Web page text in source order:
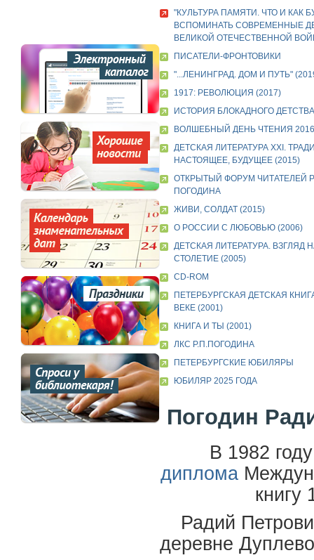
"КУЛЬТУРА ПАМЯТИ. ЧТО И КАК
ВСПОМИНАТЬ СОВРЕМЕННЫЕ
ВЕЛИКОЙ ОТЕЧЕСТВЕННОЙ
ПИСАТЕЛИ-ФРОНТОВИКИ
"...ЛЕНИНГРАД. ДОМ И ПУТЬ"
1917: РЕВОЛЮЦИЯ (2017)
ИСТОРИЯ БЛОКАДНОГО ДЕТСТВА
ВОЛШЕБНЫЙ ДЕНЬ ЧТЕНИЯ 2016
ДЕТСКАЯ ЛИТЕРАТУРА XXI.
НАСТОЯЩЕЕ, БУДУЩЕЕ (2015)
ОТКРЫТЫЙ ФОРУМ ЧИТАТЕЛЕЙ
ПОГОДИНА
ЖИВИ, СОЛДАТ (2015)
О РОССИИ С ЛЮБОВЬЮ (2006)
ДЕТСКАЯ ЛИТЕРАТУРА. ВЗГЛЯД
СТОЛЕТИЕ (2005)
CD-ROM
ПЕТЕРБУРГСКАЯ ДЕТСКАЯ
ВЕКЕ (2001)
КНИГА И ТЫ (2001)
ЛКС Р.П.ПОГОДИНА
ПЕТЕРБУРГСКИЕ ЮБИЛЯРЫ
ЮБИЛЯР 2025 ГОДА
Погодин
В 1982
диплома
книгу
Радий
деревне